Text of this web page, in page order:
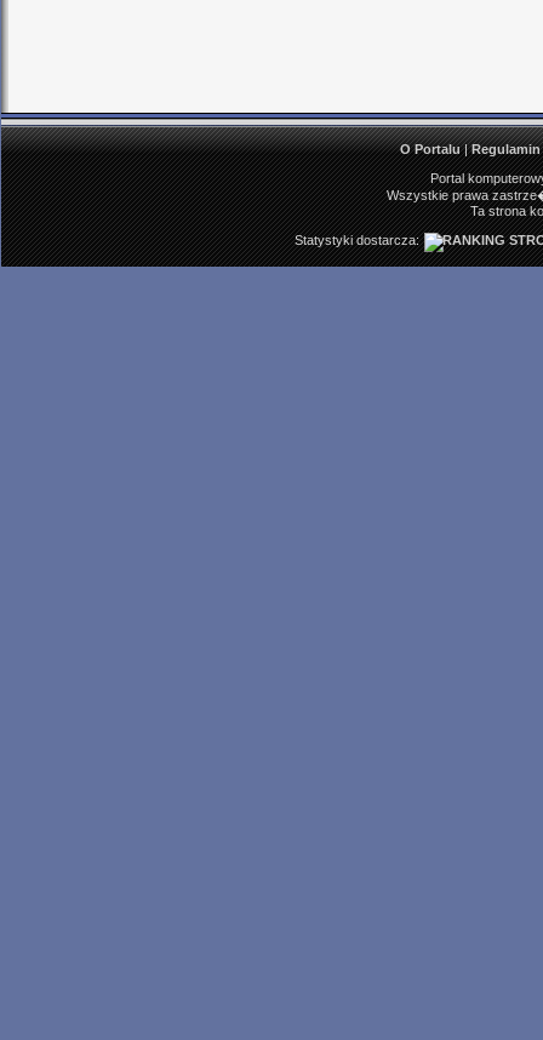
O Portalu|Regulamin
Portal
Wszystkie prawa
Ta strona
Statystyki dostarcza: